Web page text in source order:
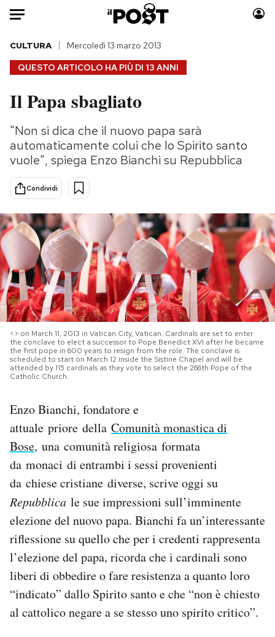
Auto
HOME
Italia
Politica
Tecnologia
Scienza
Economia
Sport
Consumismi
Storie/Idee
Altrecose
Mondiali calcio 2026
PODCAST
NEWSLETTER
I MIEI PREFERITI
CALENDARIO
AREA PERSONALE
Area Personale
Newsletter
Notifiche mobile
Regala il Post
Hai bisogno di aiuto?
Esci
QUESTO ARTICOLO HA PIÙ DI 13 ANNI
CULTURA Mercoledì 13 marzo 2013
Il Papa sbagliato
"Non si dica che il nuovo papa sarà
automaticamente colui che lo Spirito santo
vuole", spiega Enzo Bianchi su Repubblica
Condividi
<> on March 11, 2013 in Vatican City, Vatican. Cardinals are set to enter
the conclave to elect a successor to Pope Benedict XVI after he became
the first pope in 600 years to resign from the role. The conclave is
scheduled to start on March 12 inside the Sistine Chapel and will be
attended by 115 cardinals as they vote to select the 266th Pope of the
Catholic Church.
Enzo Bianchi, fondatore e
attuale priore della Comunità monastica di
Bose, una comunità religiosa formata
da monaci di entrambi i sessi provenienti
da chiese cristiane diverse, scrive oggi su
Repubblica le sue impressioni sull’imminente
elezione del nuovo papa. Bianchi fa un’interessante
riflessione su quello che per i credenti rappresenta
l’elezione del papa, ricorda che i cardinali sono
liberi di obbedire o fare resistenza a quanto loro
“indicato” dallo Spirito santo e che “non è chiesto
al cattolico negare a se stesso uno spirito critico”.